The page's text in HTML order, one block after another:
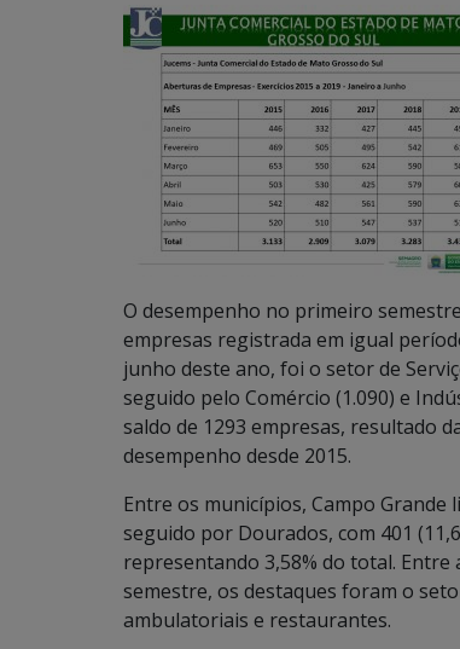
O desempenho no primeiro
empresas registrada em igual
junho deste ano, foi o setor de
seguido pelo Comércio (1.090) e
saldo de 1293 empresas, resultado
desempenho desde 2015.
Entre os municípios, Campo Grande
seguido por Dourados, com 401
representando 3,58% do total.
semestre, os destaques foram o
ambulatoriais e restaurantes.